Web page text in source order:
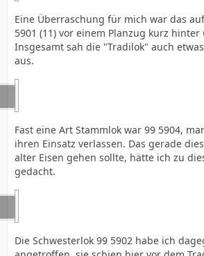
Eine Überraschung für mich war das
5901 (11) vor einem Planzug kurz hinter
Insgesamt sah die "Tradilok" auch
aus.
Fast eine Art Stammlok war 99 5904,
ihren Einsatz verlassen. Das gerade
alter Eisen gehen sollte, hätte ich zu
gedacht.
Die Schwesterlok 99 5902 habe ich